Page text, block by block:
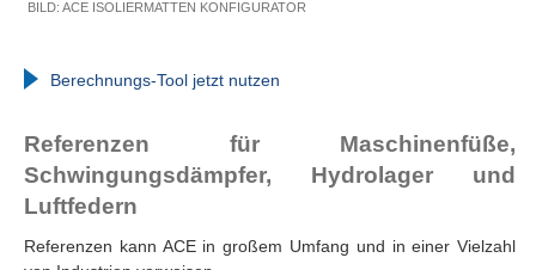
BILD: ACE ISOLIERMATTEN KONFIGURATOR
Berechnungs-Tool jetzt nutzen
Referenzen für Maschinenfüße,
Schwingungsdämpfer, Hydrolager und
Luftfedern
Referenzen kann ACE in großem Umfang und in einer Vielzahl